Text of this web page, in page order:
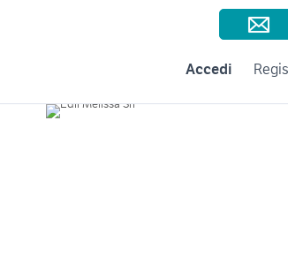
Subito per le Aziende
Accedi